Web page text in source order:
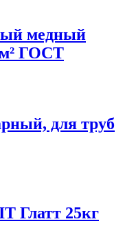
медный
ГОСТ
для труб
Глатт 25кг